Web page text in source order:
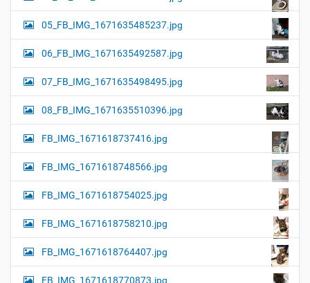
05_FB_IMG_1671635485237.jpg
06_FB_IMG_1671635492587.jpg
07_FB_IMG_1671635498495.jpg
08_FB_IMG_1671635510396.jpg
FB_IMG_1671618737416.jpg
FB_IMG_1671618748566.jpg
FB_IMG_1671618754025.jpg
FB_IMG_1671618758210.jpg
FB_IMG_1671618764407.jpg
FB_IMG_1671618770873.jpg